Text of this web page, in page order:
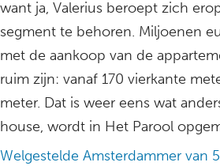
want ja, Valerius beroept zich
segment te behoren. Miljoenen
met de aankoop van de
ruim zijn: vanaf 170 vierkante
meter. Dat is weer eens wat
house, wordt in Het Parool
Welgestelde Amsterdammer van